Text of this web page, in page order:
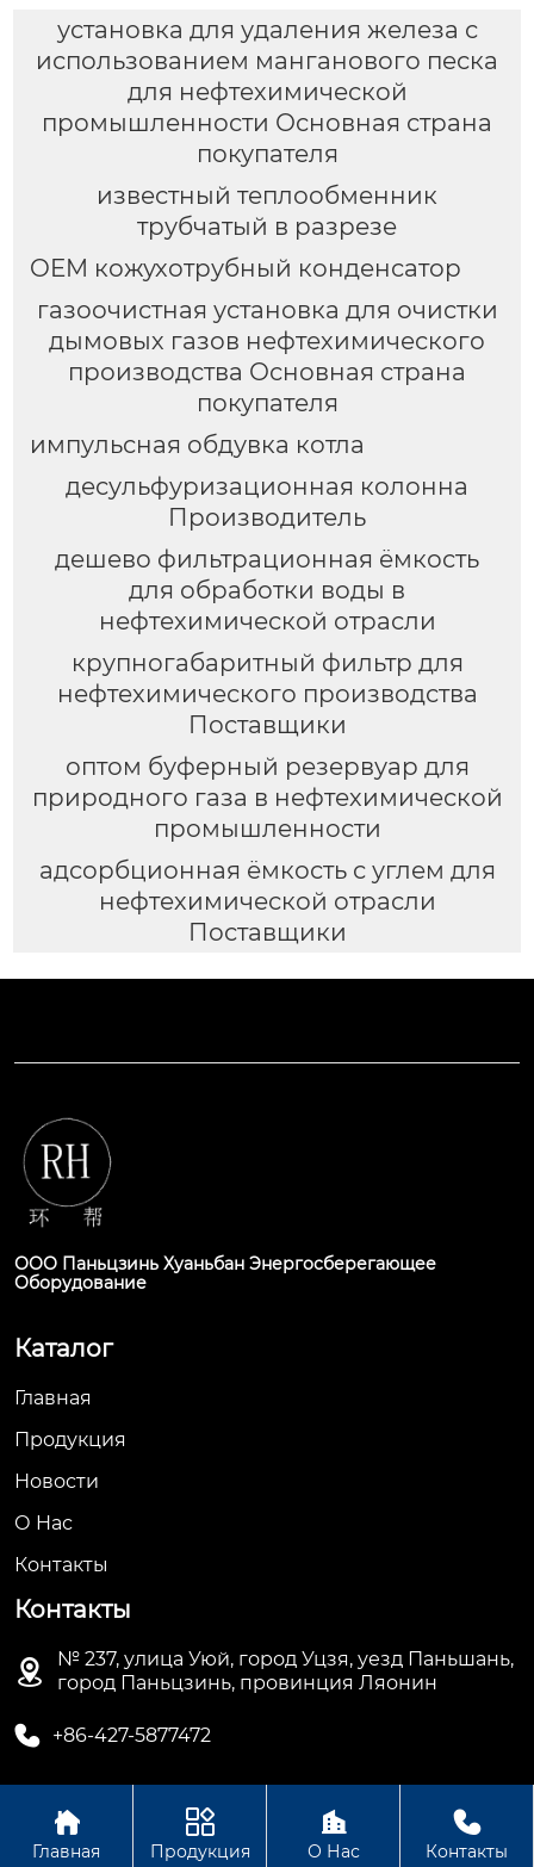
установка для удаления железа с
использованием манганового песка
для нефтехимической
промышленности Основная страна
покупателя
известный теплообменник
трубчатый в разрезе
OEM кожухотрубный конденсатор
газоочистная установка для очистки
дымовых газов нефтехимического
производства Основная страна
покупателя
импульсная обдувка котла
десульфуризационная колонна
Производитель
дешево фильтрационная ёмкость
для обработки воды в
нефтехимической отрасли
крупногабаритный фильтр для
нефтехимического производства
Поставщики
оптом буферный резервуар для
природного газа в нефтехимической
промышленности
адсорбционная ёмкость с углем для
нефтехимической отрасли
Поставщики
ООО Паньцзинь Хуаньбан Энергосберегающее
Оборудование
Каталог
Главная
Продукция
Новости
О Hас
Контакты
Контакты

№ 237, улица Уюй, город Уцзя, уезд Паньшань,
город Паньцзинь, провинция Ляонин
 +86-427-5877472
Авторское право©ООО Паньцзинь Хуаньбан
Энергосберегающее Оборудование

Главная

Продукция

О Нас

Контакты